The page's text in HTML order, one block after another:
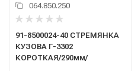
064.850.250
91-8500024-40 СТРЕМЯНКА
КУЗОВА Г-3302
КОРОТКАЯ/290мм/